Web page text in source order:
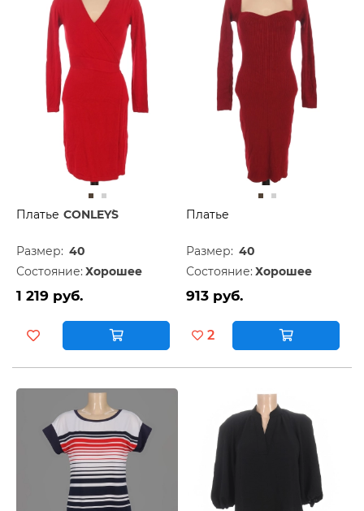
Платье CONLEY`S
Размер: 40
Состояние: Хорошее
1 219 руб.
Платье
Размер: 40
Состояние: Хорошее
913 руб.
2